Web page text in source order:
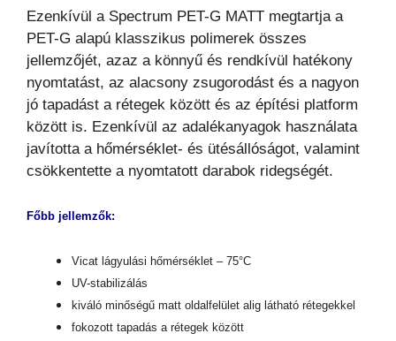
Ezenkívül a Spectrum PET-G MATT megtartja a
PET-G alapú klasszikus polimerek összes
jellemzőjét, azaz a könnyű és rendkívül hatékony
nyomtatást, az alacsony zsugorodást és a nagyon
jó tapadást a rétegek között és az építési platform
között is. Ezenkívül az adalékanyagok használata
javította a hőmérséklet- és ütésállóságot, valamint
csökkentette a nyomtatott darabok ridegségét.
Főbb jellemzők:
Vicat lágyulási hőmérséklet – 75°C
UV-stabilizálás
kiváló minőségű matt oldalfelület alig látható rétegekkel
fokozott tapadás a rétegek között